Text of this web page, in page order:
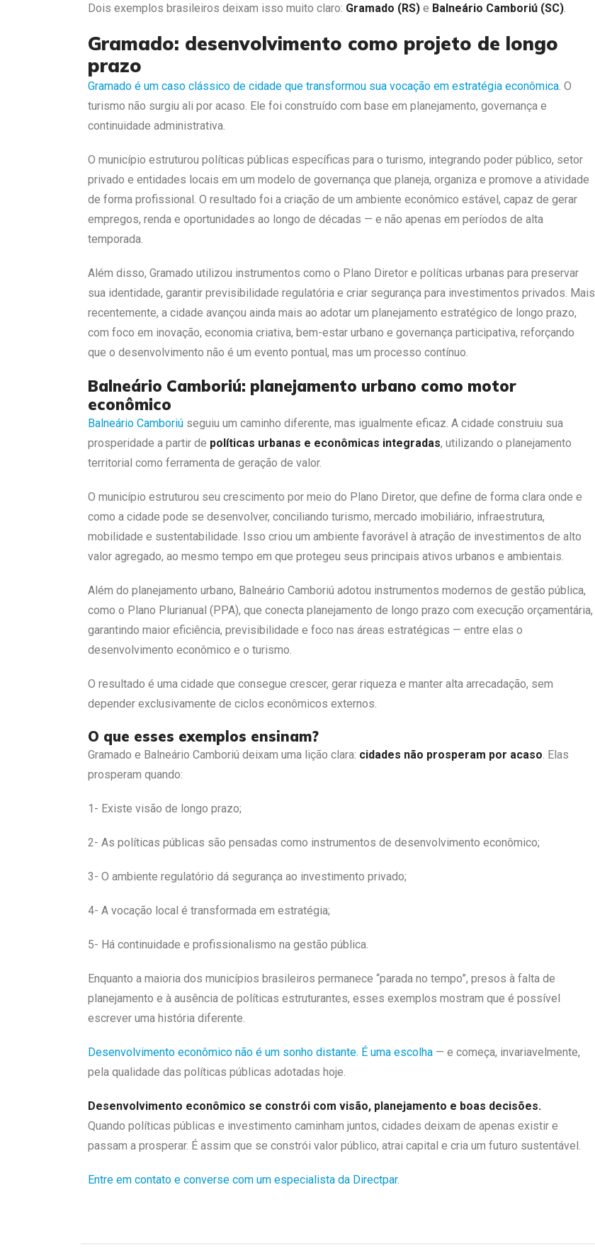
Dois exemplos brasileiros deixam isso muito claro: Gramado (RS) e Balneário Camboriú (SC)
Gramado: desenvolvimento como projeto de longo
prazo
Gramado é um caso clássico de cidade que transformou sua vocação em estratégia econômica. O
turismo não surgiu ali por acaso. Ele foi construído com base em planejamento, governança e
continuidade administrativa.
O município estruturou políticas públicas específicas para o turismo, integrando poder público, setor
privado e entidades locais em um modelo de governança que planeja, organiza e promove a atividade
de forma profissional. O resultado foi a criação de um ambiente econômico estável, capaz de gerar
empregos, renda e oportunidades ao longo de décadas — e não apenas em períodos de alta
temporada.
Além disso, Gramado utilizou instrumentos como o Plano Diretor e políticas urbanas para preservar
sua identidade, garantir previsibilidade regulatória e criar segurança para investimentos privados. Mais
recentemente, a cidade avançou ainda mais ao adotar um planejamento estratégico de longo prazo,
com foco em inovação, economia criativa, bem-estar urbano e governança participativa, reforçando
que o desenvolvimento não é um evento pontual, mas um processo contínuo.
Balneário Camboriú: planejamento urbano como motor
econômico
Balneário Camboriú seguiu um caminho diferente, mas igualmente eficaz. A cidade construiu sua
prosperidade a partir de políticas urbanas e econômicas integradas, utilizando o planejamento
territorial como ferramenta de geração de valor.
O município estruturou seu crescimento por meio do Plano Diretor, que define de forma clara onde e
como a cidade pode se desenvolver, conciliando turismo, mercado imobiliário, infraestrutura,
mobilidade e sustentabilidade. Isso criou um ambiente favorável à atração de investimentos de alto
valor agregado, ao mesmo tempo em que protegeu seus principais ativos urbanos e ambientais.
Além do planejamento urbano, Balneário Camboriú adotou instrumentos modernos de gestão pública,
como o Plano Plurianual (PPA), que conecta planejamento de longo prazo com execução orçamentária,
garantindo maior eficiência, previsibilidade e foco nas áreas estratégicas — entre elas o
desenvolvimento econômico e o turismo.
O resultado é uma cidade que consegue crescer, gerar riqueza e manter alta arrecadação, sem
depender exclusivamente de ciclos econômicos externos.
O que esses exemplos ensinam?
Gramado e Balneário Camboriú deixam uma lição clara: cidades não prosperam por acaso . Elas
prosperam quando:
1- Existe visão de longo prazo;
2- As políticas públicas são pensadas como instrumentos de desenvolvimento econômico;
3- O ambiente regulatório dá segurança ao investimento privado;
4- A vocação local é transformada em estratégia;
5- Há continuidade e profissionalismo na gestão pública.
Enquanto a maioria dos municípios brasileiros permanece “parada no tempo”, presos à falta de
planejamento e à ausência de políticas estruturantes, esses exemplos mostram que é possível
escrever uma história diferente.
Desenvolvimento econômico não é um sonho distante. É uma escolha — e começa, invariavelmente,
pela qualidade das políticas públicas adotadas hoje.
Desenvolvimento econômico se constrói com visão, planejamento e boas decisões.
Quando políticas públicas e investimento caminham juntos, cidades deixam de apenas existir e
passam a prosperar. É assim que se constrói valor público, atrai capital e cria um futuro sustentável.
Entre em contato e converse com um especialista da Directpar.